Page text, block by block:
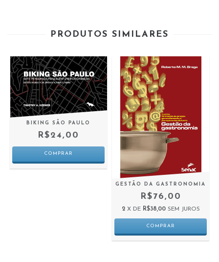
PRODUTOS SIMILARES
BIKING SÃO PAULO
R$24,00
GESTÃO DA GASTRONOMIA
R$76,00
2 X DE R$38,00 SEM JUROS